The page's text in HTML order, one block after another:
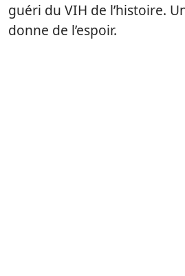
guéri du VIH de l’histoire.
donne de l’espoir.